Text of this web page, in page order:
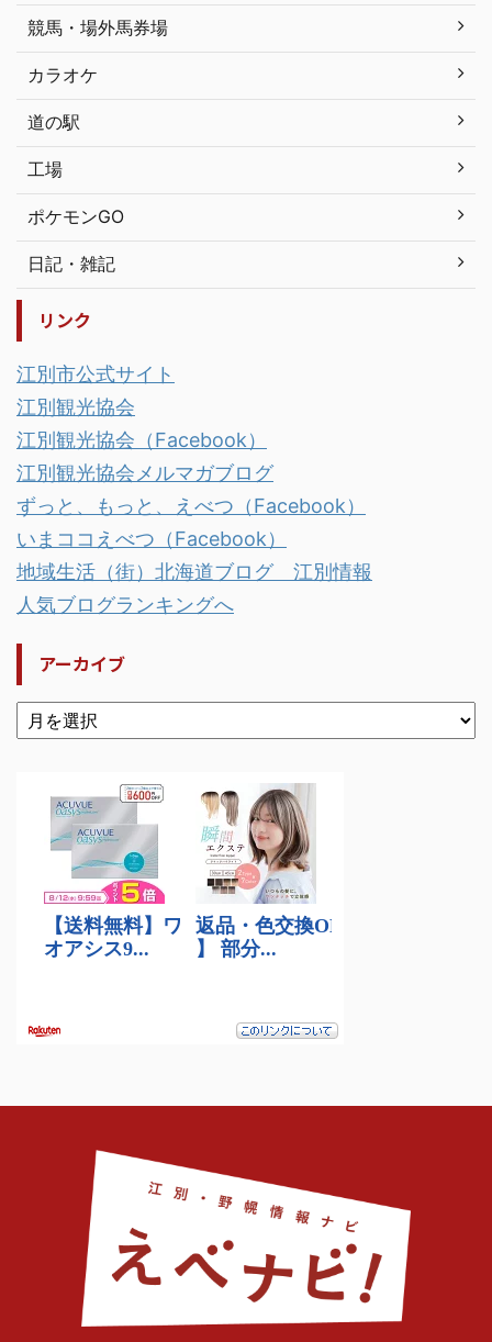
競馬・場外馬券場
カラオケ
道の駅
工場
ポケモンGO
日記・雑記
リンク
江別市公式サイト
江別観光協会
江別観光協会（Facebook）
江別観光協会メルマガブログ
ずっと、もっと、えべつ（Facebook）
いまココえべつ（Facebook）
地域生活（街）北海道ブログ 江別情報
人気ブログランキングへ
アーカイブ